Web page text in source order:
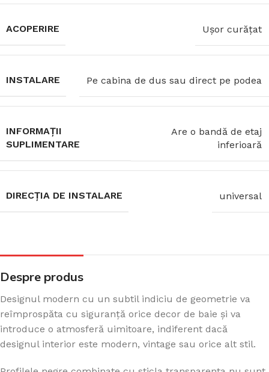
ACOPERIRE Ușor curățat
INSTALARE Pe cabina de dus sau direct pe podea
INFORMAȚII
SUPLIMENTARE
Are o bandă de etaj
inferioară
DIRECȚIA DE INSTALARE universal
Despre produs
Designul modern cu un subtil indiciu de geometrie va
reîmprospăta cu siguranță orice decor de baie și va
introduce o atmosferă uimitoare, indiferent dacă
designul interior este modern, vintage sau orice alt stil.